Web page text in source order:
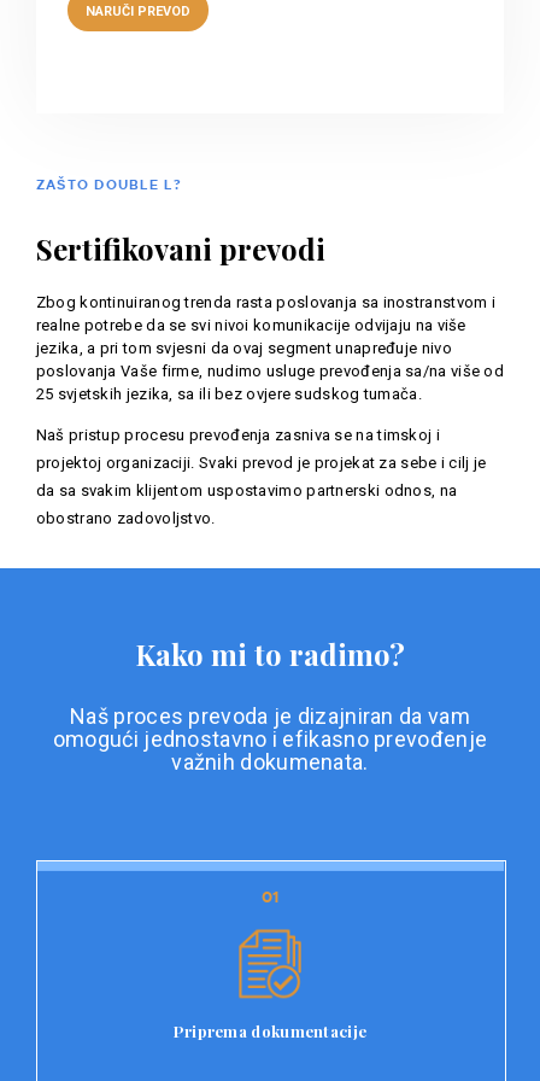
ZAŠTO DOUBLE L?
Sertifikovani prevodi
Zbog kontinuiranog trenda rasta poslovanja sa inostranstvom i
realne potrebe da se svi nivoi komunikacije odvijaju na više
jezika, a pri tom svjesni da ovaj segment unapređuje nivo
poslovanja Vaše firme, nudimo usluge prevođenja sa/na više od
25 svjetskih jezika, sa ili bez ovjere sudskog tumača.
Naš pristup procesu prevođenja zasniva se na timskoj i
projektoj organizaciji. Svaki prevod je projekat za sebe i cilj je
da sa svakim klijentom uspostavimo partnerski odnos, na
obostrano zadovoljstvo.
Kako mi to radimo?
Naš proces prevoda je dizajniran da vam
omogući jednostavno i efikasno prevođenje
važnih dokumenata.
01
Priprema dokumentacije
01
Prvi korak u našem procesu prevoda je priprema
dokumentacije. Korisnici jednostavno učitavaju svoje
dokumenta, kao i specifične zahtjeve za prevod.